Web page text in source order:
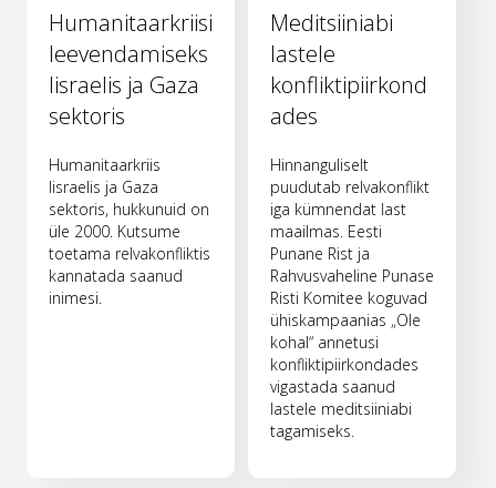
Humanitaarkriisi
leevendamiseks
Iisraelis ja Gaza
sektoris
Humanitaarkriis
Iisraelis ja Gaza
sektoris, hukkunuid on
üle 2000. Kutsume
toetama relvakonfliktis
kannatada saanud
inimesi.
Meditsiiniabi
lastele
konfliktipiirkond
ades
Hinnanguliselt
puudutab relvakonflikt
iga kümnendat last
maailmas. Eesti
Punane Rist ja
Rahvusvaheline Punase
Risti Komitee koguvad
ühiskampaanias „Ole
kohal“ annetusi
konfliktipiirkondades
vigastada saanud
lastele meditsiiniabi
tagamiseks.